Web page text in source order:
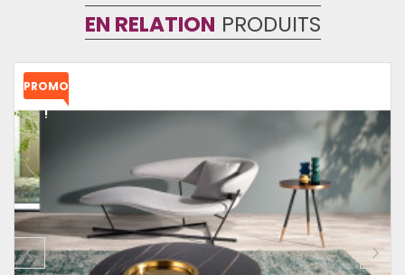
EN RELATION PRODUITS
PROMO
!